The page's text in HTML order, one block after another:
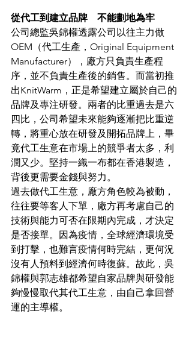
從代工到建立品牌　不能劃地為牢
公司總監吳錦權透露公司以往主力做
OEM（代工生產，Original Equipment
Manufacturer），廠方只負責生產程
序，並不負責生產後的銷售。而當初推
出KnitWarm，正是希望建立屬於自己的
品牌及專注研發。兩者的比重過去是六
四比，公司希望未來能夠逐漸把比重逆
轉，將重心放在研發及開拓品牌上，畢
竟代工生意在市場上的競爭者太多，利
潤又少。堅持一織一布都在香港製造，
背後更需要金錢與努力。
過去做代工生意，廠方角色較為被動，
往往要等客人下單，廠方再考慮自己的
技術與能力可否在限期內完成，才決定
是否接單。因為疫情，全球經濟環境受
到打擊，也難言疫情何時完結，更何況
沒有人預料到經濟何時復蘇。故此，吳
錦權與郭志雄都希望自家品牌與研發能
夠慢慢取代其代工生意，由自己拿回營
運的主導權。